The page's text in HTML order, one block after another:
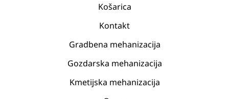
Košarica
Kontakt
Gradbena mehanizacija
Gozdarska mehanizacija
Kmetijska mehanizacija